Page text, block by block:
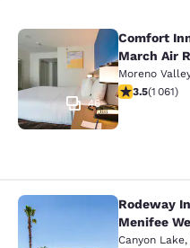
Comfort Inn &
46
Comfort
March Air
Moreno Valley
3.54 étoiles.
3.5(1 061)
Rodeway Inn &
Rodeway
Menifee
Canyon Lake,